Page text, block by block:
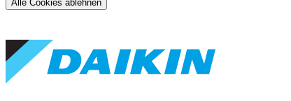
Alle Cookies ablehnen